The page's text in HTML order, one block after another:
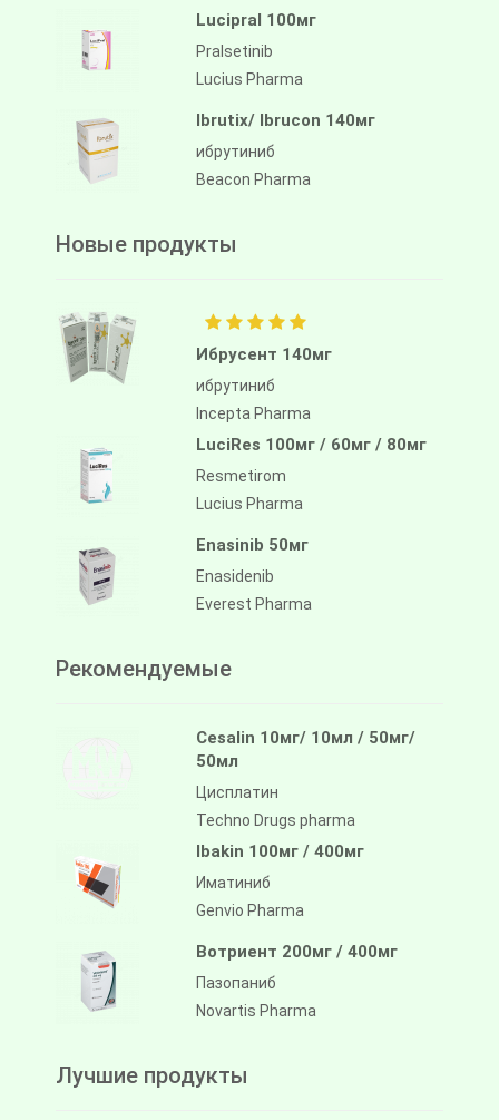
Lucipral 100мг
Pralsetinib
Lucius Pharma
Ibrutix/ Ibrucon 140мг
ибрутиниб
Beacon Pharma
Новые продукты
Ибрусент 140мг
ибрутиниб
Incepta Pharma
LuciRes 100мг / 60мг / 80мг
Resmetirom
Lucius Pharma
Enasinib 50мг
Enasidenib
Everest Pharma
Рекомендуемые
Cesalin 10мг/ 10мл / 50мг/
50мл
Цисплатин
Techno Drugs pharma
Ibakin 100мг / 400мг
Иматиниб
Genvio Pharma
Вотриент 200мг / 400мг
Пазопаниб
Novartis Pharma
Лучшие продукты